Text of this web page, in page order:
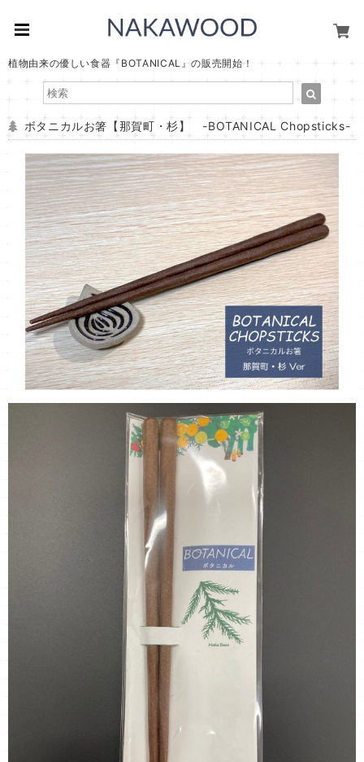
植物由来の優しい食器『BOTANICAL』の販売開始！
ボタニカルお箸【那賀町・杉】 -BOTANICAL Chopsticks-